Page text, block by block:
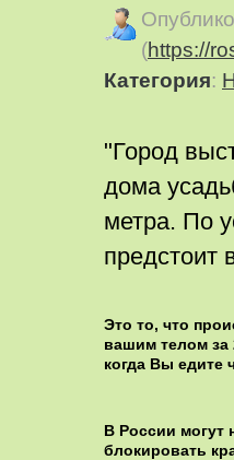
(https://
Категория:
"Город
дома
метра. По
предстоит
Это то, что
вашим телом за
когда Вы едите
В России могут
блокировать